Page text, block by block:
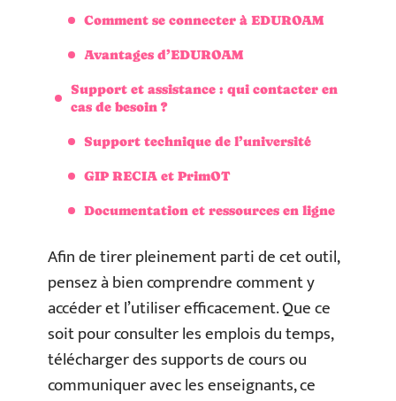
Comment se connecter à EDUROAM
Avantages d’EDUROAM
Support et assistance : qui contacter en
cas de besoin ?
Support technique de l’université
GIP RECIA et PrimOT
Documentation et ressources en ligne
Afin de tirer pleinement parti de cet outil,
pensez à bien comprendre comment y
accéder et l’utiliser efficacement. Que ce
soit pour consulter les emplois du temps,
télécharger des supports de cours ou
communiquer avec les enseignants, ce